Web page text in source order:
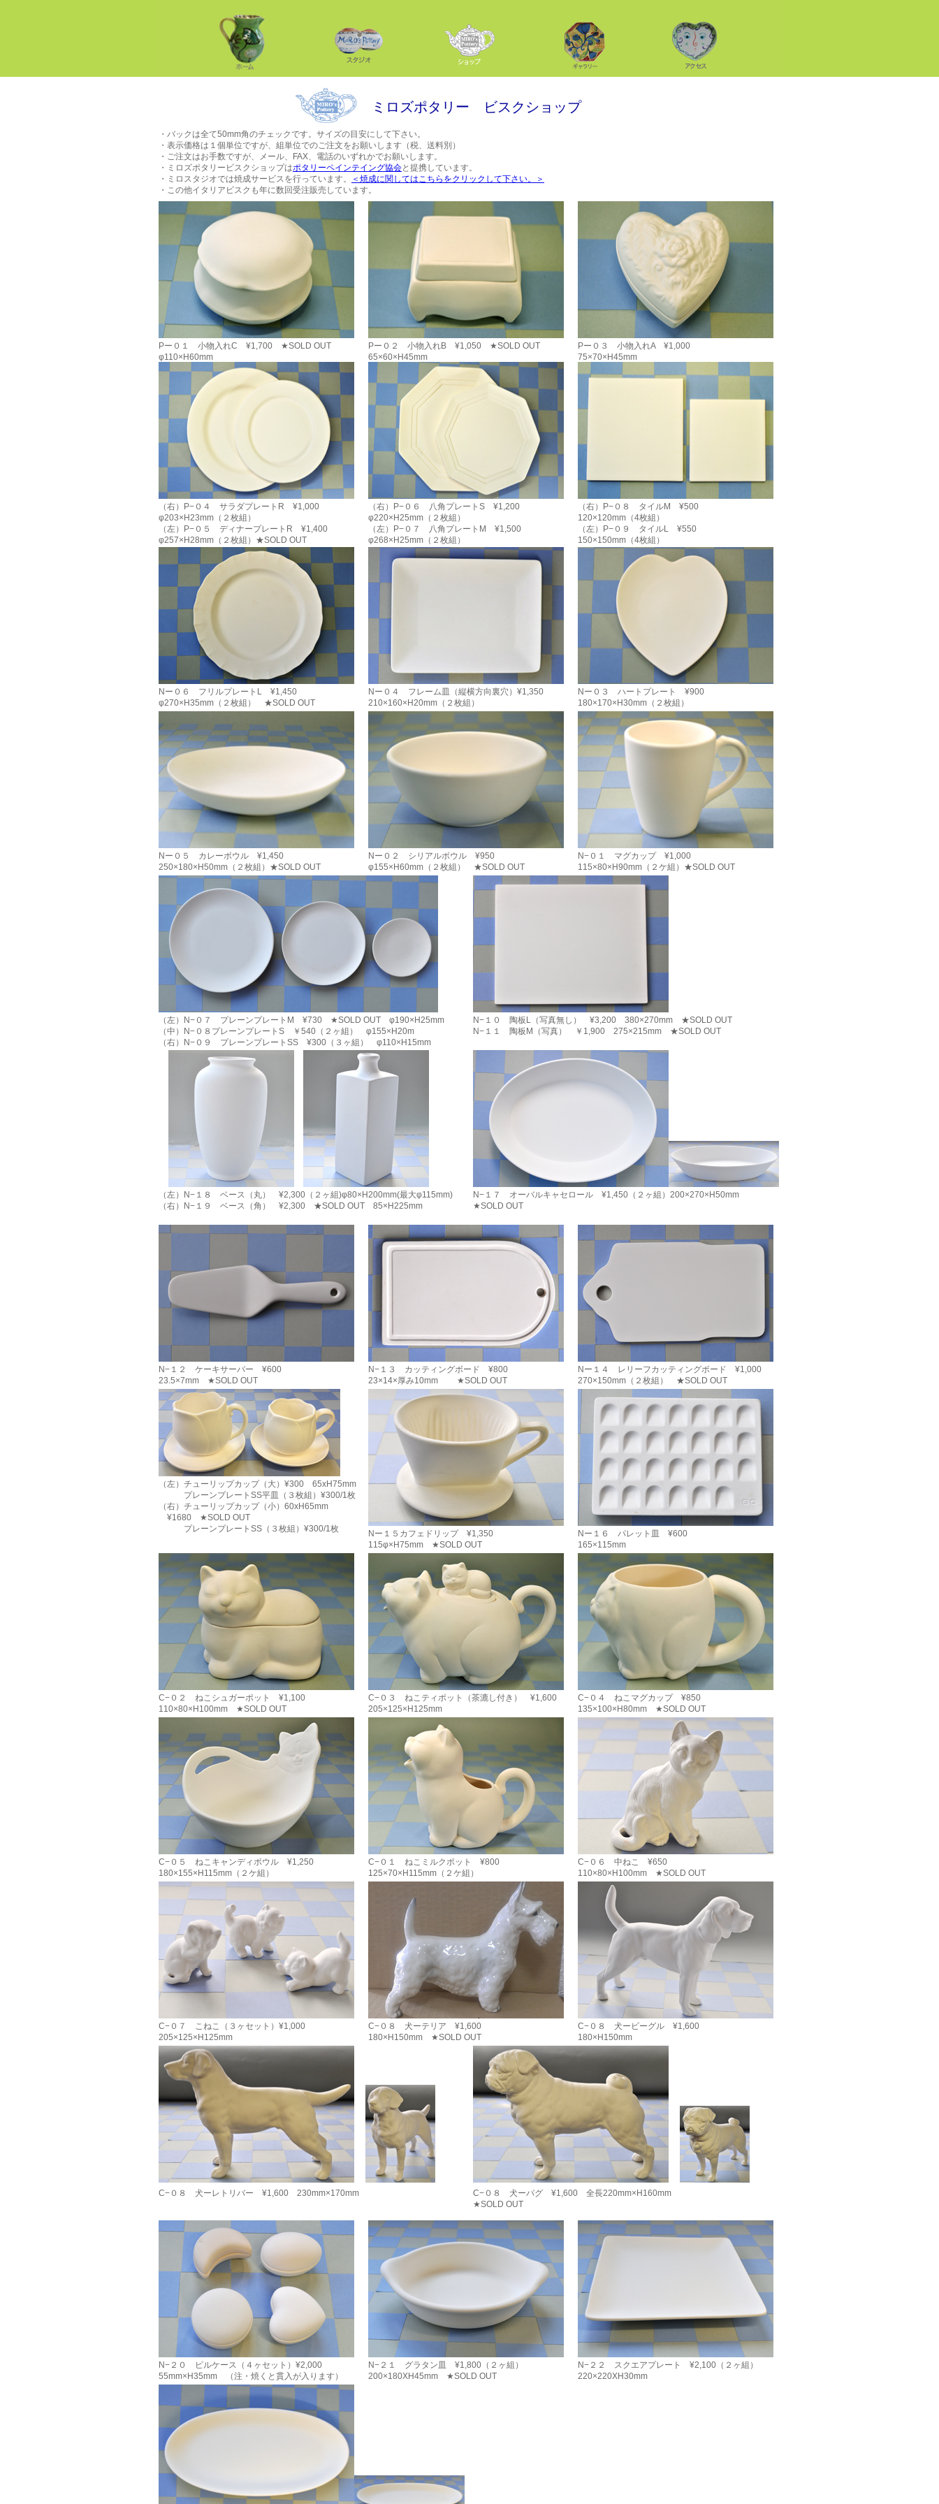
ミロズポタリー ビスクショップ
・バックは全て50mm角のチェックです。サイズの目安にして下さい。
・表示価格は１個単位ですが、組単位でのご注文をお願いします（税、送料別）
・ご注文はお手数ですが、メール、FAX、電話のいずれかでお願いします。
・ミロズポタリービスクショップはポタリーペインテイング協会と提携しています。
・ミロスタジオでは焼成サービスを行っています。
＜焼成に関してはこちらをクリックして下さい。＞
・この他イタリアビスクも年に数回受注販売しています。
Pー０１ 小物入れC ¥1,700 ★SOLD OUT
φ110×H60mm
Pー０２ 小物入れB ¥1,050 ★SOLD OUT
65×60×H45mm
Pー０３ 小物入れA ¥1,000
75×70×H45mm
（右）P−０４ サラダプレートR ¥1,000
φ203×H23mm（２枚組）
（左）P−０５ ディナープレートR ¥1,400
φ257×H28mm（２枚組）★SOLD OUT
（右）P−０６ 八角プレートS ¥1,200
φ220×H25mm（２枚組）
（左）P−０７ 八角プレートM ¥1,500
φ268×H25mm（２枚組）
（右）P−０８ タイルM ¥500
120×120mm（4枚組）
（左）P−０９ タイルL ¥550
150×150mm（4枚組）
Nー０６ フリルプレートL ¥1,450
φ270×H35mm（２枚組） ★SOLD OUT
Nー０４ フレーム皿（縦横方向裏穴）¥1,350
210×160×H20mm（２枚組）
Nー０３ ハートプレート ¥900
180×170×H30mm（２枚組）
Nー０５ カレーボウル ¥1,450
250×180×H50mm（２枚組）★SOLD OUT
Nー０２ シリアルボウル ¥950
φ155×H60mm（２枚組） ★SOLD OUT
N−０１ マグカップ ¥1,000
115×80×H90mm（２ケ組）★SOLD OUT
（左）N−０７ プレーンプレートM ¥730 ★SOLD OUT φ190×H25mm
（中）N−０８プレーンプレートS ￥540（２ヶ組） φ155×H20m
（右）N−０９ プレーンプレートSS ¥300（３ヶ組） φ110×H15mm
N−１０ 陶板L（写真無し） ¥3,200 380×270mm ★SOLD OUT
N−１１ 陶板M（写真） ￥1,900 275×215mm ★SOLD OUT
（左）N−１８ ベース（丸） ¥2,300（２ヶ組)φ80×H200mm(最大φ115mm)
（右）N−１９ ベース（角） ¥2,300 ★SOLD OUT 85×H225mm
N−１７ オーバルキャセロール ¥1,450（２ヶ組）200×270×H50mm
★SOLD OUT
N−１２ ケーキサーバー ¥600
23.5×7mm ★SOLD OUT
N−１３ カッティングボード ¥800
23×14×厚み10mm ★SOLD OUT
Nー１４ レリーフカッティングボード ¥1,000
270×150mm（２枚組） ★SOLD OUT
（左）チューリップカップ（大）¥300 65xH75mm
プレーンプレートSS平皿（３枚組）¥300/1枚
（右）チューリップカップ（小）60xH65mm
¥1680 ★SOLD OUT
プレーンプレートSS（３枚組）¥300/1枚
Nー１５カフェドリップ ¥1,350
115φ×H75mm ★SOLD OUT
Nー１６ パレット皿 ¥600
165×115mm
C−０２ ねこシュガーポット ¥1,100
110×80×H100mm ★SOLD OUT
C−０３ ねこティポット（茶漉し付き） ¥1,600
205×125×H125mm
C−０４ ねこマグカップ ¥850
135×100×H80mm ★SOLD OUT
C−０５ ねこキャンディボウル ¥1,250
180×155×H115mm（２ケ組）
C−０１ ねこミルクポット ¥800
125×70×H115mm（２ケ組）
C−０６ 中ねこ ¥650
110×80×H100mm ★SOLD OUT
C−０７ こねこ（３ヶセット）¥1,000
205×125×H125mm
C−０８ 犬ーテリア ¥1,600
180×H150mm ★SOLD OUT
C−０８ 犬ービーグル ¥1,600
180×H150mm
C−０８ 犬ーレトリバー ¥1,600 230mm×170mm
C−０８ 犬ーパグ ¥1,600 全長220mm×H160mm
★SOLD OUT
N−２０ ピルケース（４ヶセット）¥2,000
55mm×H35mm （注・焼くと貫入が入ります）
N−２１ グラタン皿 ¥1,800（２ヶ組）
200×180XH45mm ★SOLD OUT
N−２２ スクエアプレート ¥2,100（２ヶ組）
220×220XH30mm